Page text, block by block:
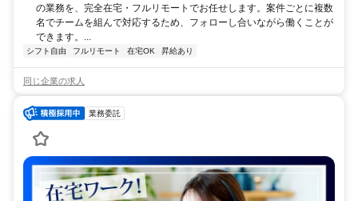
の業務を、完全在宅・フルリモートでお任せします。案件ごとに複数
名でチームを組んで対応するため、フォローし合いながら働くことが
できます。...
シフト自由 フルリモート 在宅OK 昇給あり
同じ企業の求人
業務委託